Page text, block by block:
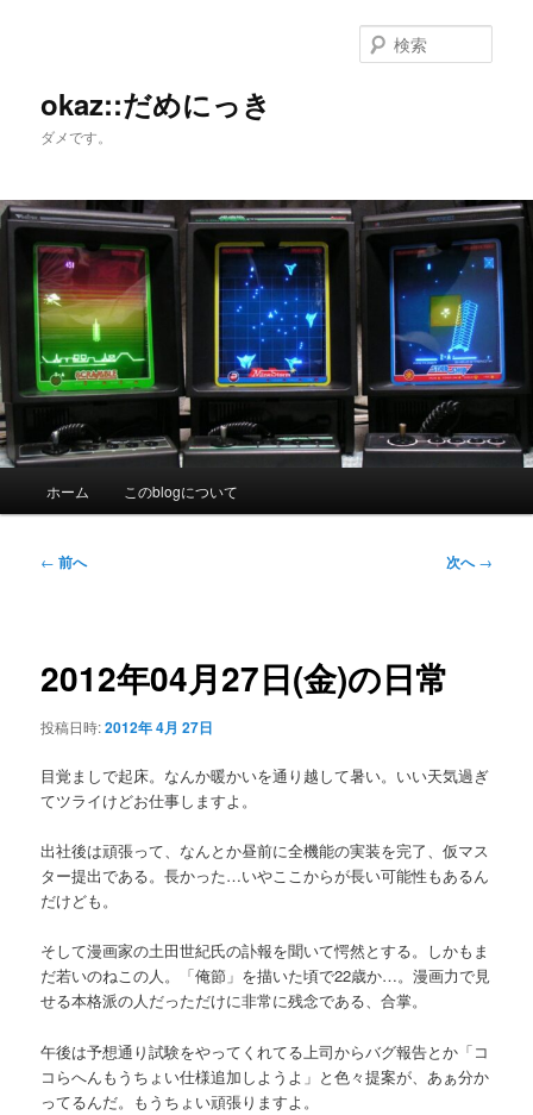
へ
移
okaz::だめにっき
ダメです。
索
ホーム このblogについて
投
ー
ョ
← 前へ 次へ→
2012年04月27日(金)の日常
投稿日時:2012年 4月 27日
目覚ましで起床。なんか暖かいを通り越して暑い。いい天気過ぎ
てツライけどお仕事しますよ。
出社後は頑張って、なんとか昼前に全機能の実装を完了、仮マス
ター提出である。長かった…いやここからが長い可能性もあるん
だけども。
そして漫画家の土田世紀氏の訃報を聞いて愕然とする。しかもま
だ若いのねこの人。「俺節」を描いた頃で22歳か…。漫画力で見
せる本格派の人だっただけに非常に残念である、合掌。
午後は予想通り試験をやってくれてる上司からバグ報告とか「コ
コらへんもうちょい仕様追加しようよ」と色々提案が、あぁ分か
ってるんだ。もうちょい頑張りますよ。